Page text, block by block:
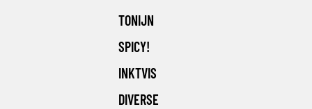
TONIJN
SPICY!
INKTVIS
DIVERSE